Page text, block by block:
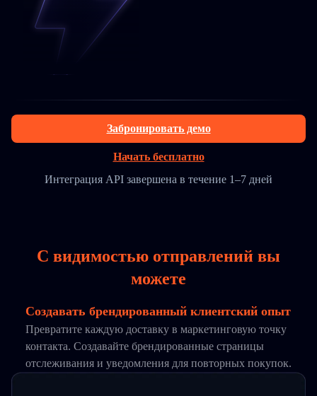
Начать бесплатно
Забронировать демо
Интеграция API завершена в течение 1–7 дней
С видимостью отправлений вы
можете
Создавать брендированный клиентский опыт
Превратите каждую доставку в маркетинговую точку
контакта. Создавайте брендированные страницы
отслеживания и уведомления для повторных покупок.